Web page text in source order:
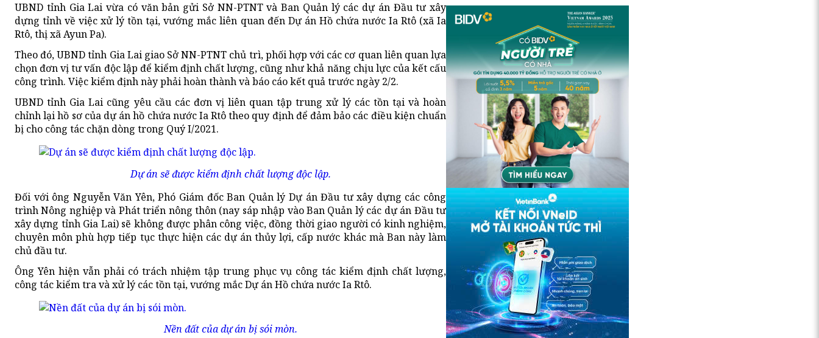
UBND tỉnh Gia Lai vừa có văn bản gửi Sở NN-PTNT và Ban Quản lý các dự án Đầu tư xây
dựng tỉnh về việc xử lý tồn tại, vướng mắc liên quan đến Dự án Hồ chứa nước Ia Rtô (xã Ia
Rtô, thị xã Ayun Pa).
Theo đó, UBND tỉnh Gia Lai giao Sở NN-PTNT chủ trì, phối hợp với các cơ quan liên quan lựa
chọn đơn vị tư vấn độc lập để kiểm định chất lượng, cũng như khả năng chịu lực của kết cấu
công trình. Việc kiểm định này phải hoàn thành và báo cáo kết quả trước ngày 2/2.
UBND tỉnh Gia Lai cũng yêu cầu các đơn vị liên quan tập trung xử lý các tồn tại và hoàn
chỉnh lại hồ sơ của dự án hồ chứa nước Ia Rtô theo quy định để đảm bảo các điều kiện chuẩn
bị cho công tác chặn dòng trong Quý I/2021.
Dự án sẽ được kiểm định chất lượng độc lập.
Đối với ông Nguyễn Văn Yên, Phó Giám đốc Ban Quản lý Dự án Đầu tư xây dựng các công
trình Nông nghiệp và Phát triển nông thôn (nay sáp nhập vào Ban Quản lý các dự án Đầu tư
xây dựng tỉnh Gia Lai) sẽ không được phân công việc, đồng thời giao người có kinh nghiệm,
chuyên môn phù hợp tiếp tục thực hiện các dự án thủy lợi, cấp nước khác mà Ban này làm
chủ đầu tư.
Ông Yên hiện vẫn phải có trách nhiệm tập trung phục vụ công tác kiểm định chất lượng,
công tác kiểm tra và xử lý các tồn tại, vướng mắc Dự án Hồ chứa nước Ia Rtô.
Nền đất của dự án bị sói mòn.